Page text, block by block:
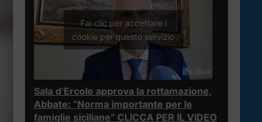
Fai clic per accettare i
cookie per questo servizio
Sala d’Ercole approva la rottamazione,
Abbate: “Norma importante per le
famiglie siciliane” CLICCA PER IL VIDEO